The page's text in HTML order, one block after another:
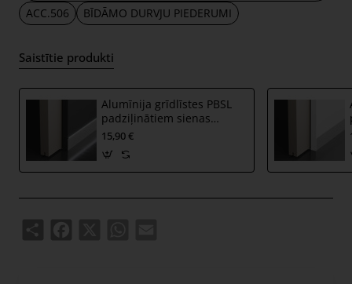
ACC.506
BĪDĀMO DURVJU PIEDERUMI
Saistītie produkti
Alumīnija grīdlīstes PBSL
padziļinātiem sienas
profiliem PBSB ar LED
15,90 €